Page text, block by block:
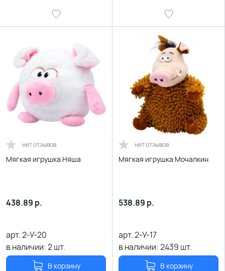
нет отзывов
Мягкая игрушка Няша
438.89 р.
арт.2-У-20
в наличии:2шт.
В корзину
нет отзывов
Мягкая игрушка Мочалкин
538.89 р.
арт.2-У-17
в наличии:2439 шт.
В корзину